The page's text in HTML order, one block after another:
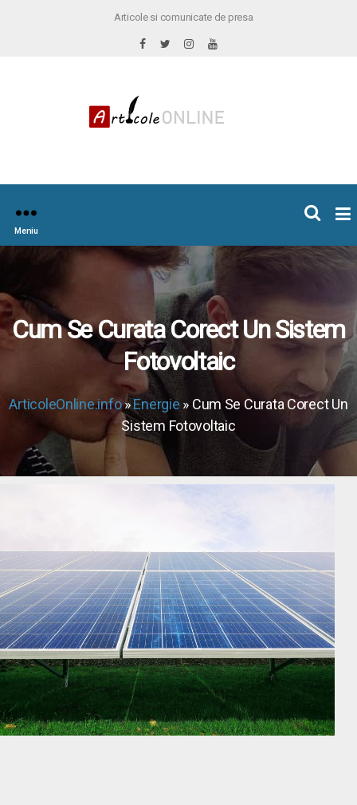
Articole si comunicate de presa
Meniu
Cum Se Curata Corect Un Sistem
Fotovoltaic
ArticoleOnline.info»Energie » Cum Se Curata Corect Un
Sistem Fotovoltaic